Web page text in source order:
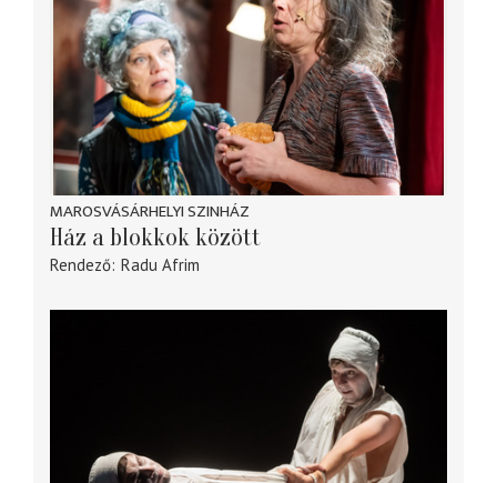
MAROSVÁSÁRHELYI SZINHÁZ
Ház a blokkok között
Rendező Radu Afrim